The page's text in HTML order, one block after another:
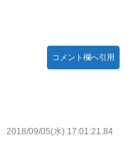
コメント欄へ引用
2018/09/05(水) 17:01:21.84